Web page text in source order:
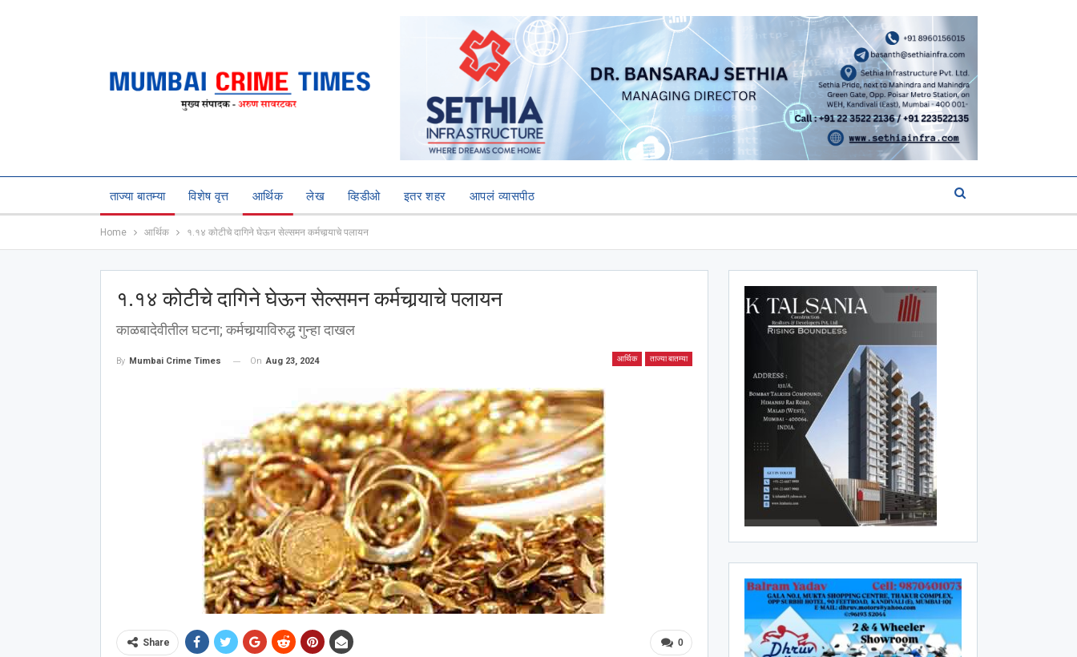
ताज्या बातम्या विशेष वृत्त आर्थिक लेख व्हिडीओ इतर शहर आपलं व्यासपीठ
Home आर्थिक १.१४ कोटीचे दागिने घेऊन सेल्समन कर्मचार्‍याचे पलायन
१.१४ कोटीचे दागिने घेऊन सेल्समन कर्मचार्‍याचे पलायन
काळबादेवीतील घटना; कर्मचार्‍याविरुद्ध गुन्हा दाखल
आर्थिक ताज्या बातम्या
By Mumbai Crime Times On Aug 23, 2024
0
Share